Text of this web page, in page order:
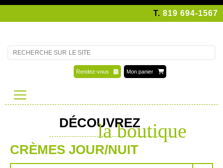
T. 819 694-1567
Rendez-vous Mon panier
DÉCOUVREZ
la boutique
CRÈMES JOUR/NUIT